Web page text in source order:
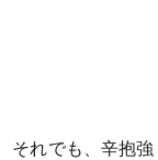
それでも、辛抱